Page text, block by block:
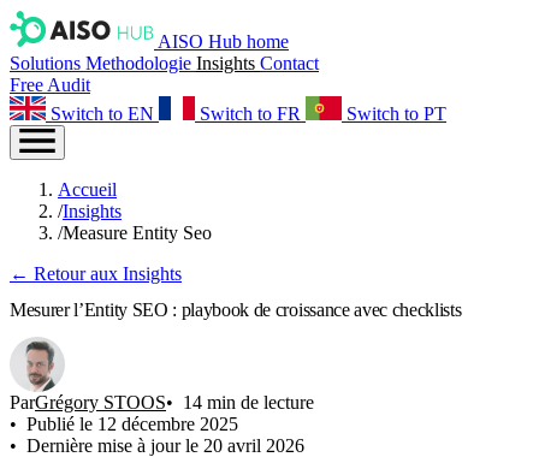
AISO Hub home
Solutions Methodologie Insights Contact
Free Audit
Switch to EN
Switch to FR Switch to PT
Accueil
/Insights
/Measure Entity Seo
← Retour aux Insights
Mesurer l’Entity SEO : playbook de croissance avec checklists
ParGrégory STOOS
14 min de lecture
Publié le 12 décembre 2025
Dernière mise à jour le 20 avril 2026